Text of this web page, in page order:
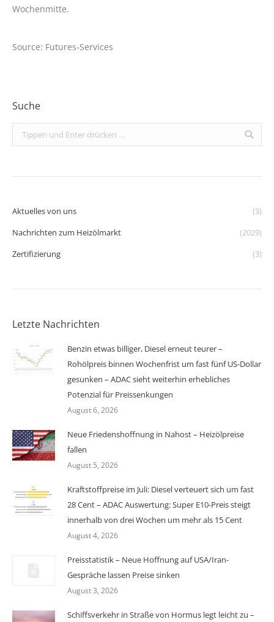
Wochenmitte.
Source: Futures-Services
Suche
Search:
Aktuelles von uns
(3)
Nachrichten zum Heizölmarkt
(2029)
Zertifizierung
(3)
Letzte Nachrichten
Benzin etwas billiger, Diesel erneut teurer –
Rohölpreis binnen Wochenfrist um fast fünf US-Dollar
gesunken – ADAC sieht weiterhin erhebliches
Potenzial für Preissenkungen
August 6, 2026
Neue Friedenshoffnung in Nahost – Heizölpreise
fallen
August 5, 2026
Kraftstoffpreise im Juli: Diesel verteuert sich um fast
28 Cent – ADAC Auswertung: Super E10-Preis steigt
innerhalb von drei Wochen um mehr als 15 Cent
August 4, 2026
Preisstatistik – Neue Hoffnung auf USA/Iran-
Gespräche lassen Preise sinken
August 3, 2026
Schiffsverkehr in Straße von Hormus legt leicht zu –